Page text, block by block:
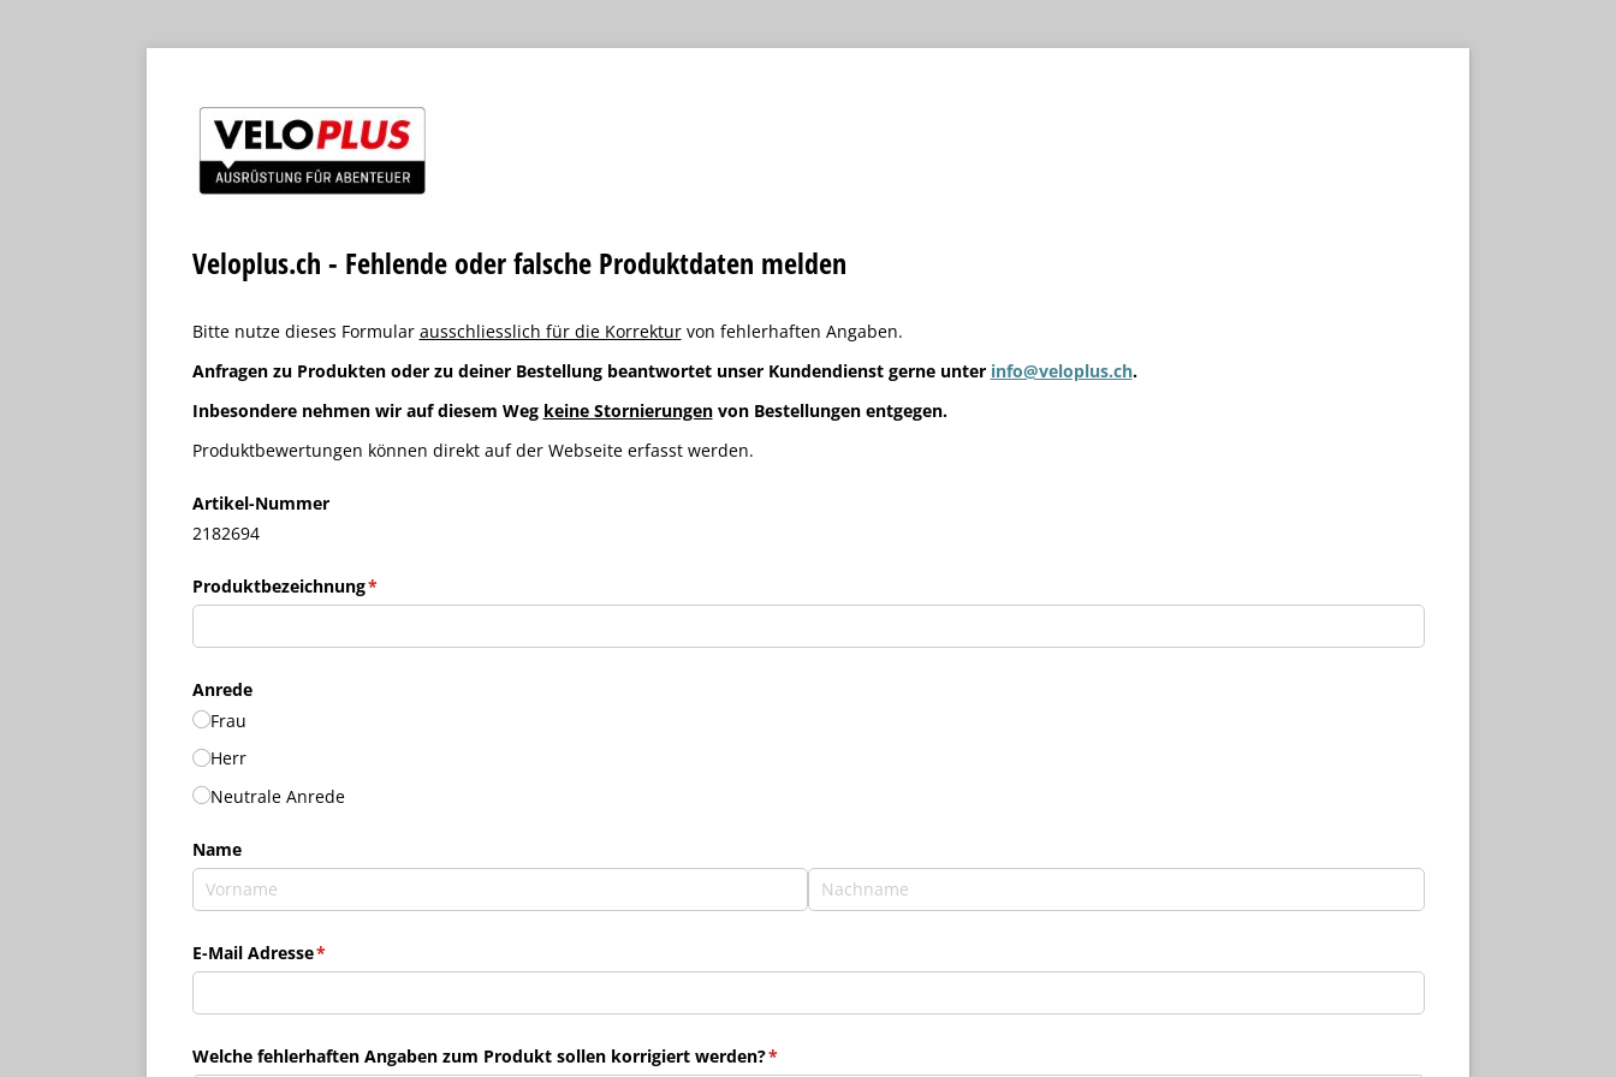
Veloplus.ch - Fehlende oder falsche Produktdaten melden
Bitte nutze dieses Formular ausschliesslich für die Korrekturvon fehlerhaften Angaben.
Anfragen zu Produkten oder zu deiner Bestellung beantwortet unser Kundendienst gerne unter info@veloplus.ch.
Inbesondere nehmen wir auf diesem Weg keine Stornierungenvon Bestellungen entgegen.
Produktbewertungen können direkt auf der Webseite erfasst werden.
Artikel-Nummer
2182694
Produktbezeichnung*
(erforderlich)
Anrede
Frau
Herr
Neutrale Anrede
Name
E-Mail Adresse*
(erforderlich)
Welche fehlerhaften Angaben zum Produkt sollen korrigiert werden?*
(erforderlich)